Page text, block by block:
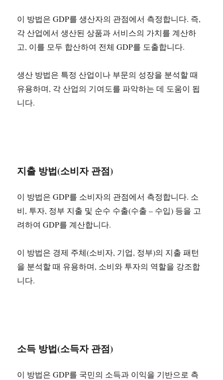
이 방법은 GDP를 생산자의 관점에서 측정합니다. 즉,
각 산업에서 생산된 상품과 서비스의 가치를 계산하
고, 이를 모두 합산하여 전체 GDP를 도출합니다.
생산 방법은 특정 산업이나 부문의 성장을 분석할 때
유용하며, 각 산업의 기여도를 파악하는 데 도움이 됩
니다.
지출 방법(소비자 관점)
이 방법은 GDP를 소비자의 관점에서 측정합니다. 소
비, 투자, 정부 지출 및 순수 수출(수출 – 수입) 등을 고
려하여 GDP를 계산합니다.
이 방법은 경제 주체(소비자, 기업, 정부)의 지출 패턴
을 분석할 때 유용하며, 소비와 투자의 역할을 강조합
니다.
소득 방법(소득자 관점)
이 방법은 GDP를 국민의 소득과 이익을 기반으로 측